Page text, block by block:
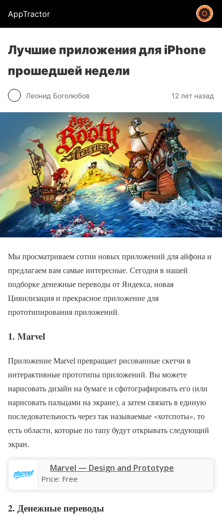
AppTractor
Лучшие приложения для iPhone
прошедшей недели
Леонид Боголюбов 12 лет назад
Мы просматриваем сотни новых приложений для айфона и
предлагаем вам самые интересные. Сегодня в нашей
подборке денежные переводы от Яндекса, новая
Цивилизация и прекрасное приложение для
прототипирования приложений.
1. Marvel
Приложение Marvel превращает рисованные скетчи в
интерактивные прототипы приложений. Вы можете
нарисовать дизайн на бумаге и сфотографировать его (или
нарисовать пальцами на экране), а затем связать в единую
последовательность через так называемые «хотспоты», то
есть области, которые по тапу будут открывать следующий
экран.
‎Marvel — Design and Prototype
Price: Free
2. Денежные переводы